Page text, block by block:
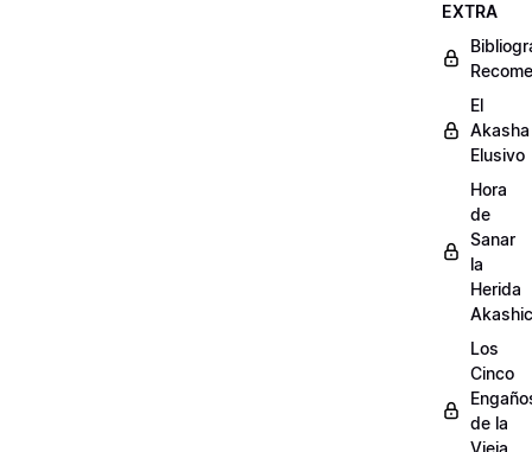
EXTRA
El
Akasha
Elusivo
Hora
de
Sanar
la
Herida
Los
Cinco
de la
Vieja